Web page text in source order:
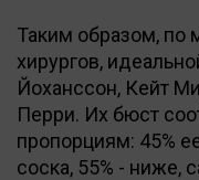
Таким образом, по
хирургов,
Йоханссон, Кейт
Перри. Их бюст
пропорциям: 45%
соска, 55% - ниже,